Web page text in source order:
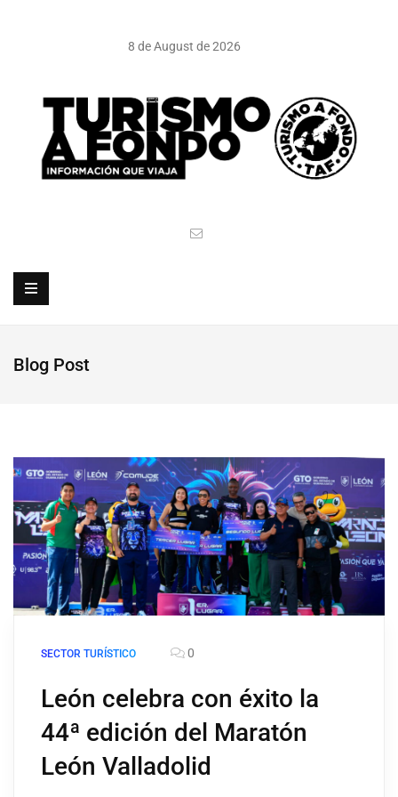
8 de August de 2026
Blog Post
SECTOR TURÍSTICO 0
León celebra con éxito la
44ª edición del Maratón
León Valladolid